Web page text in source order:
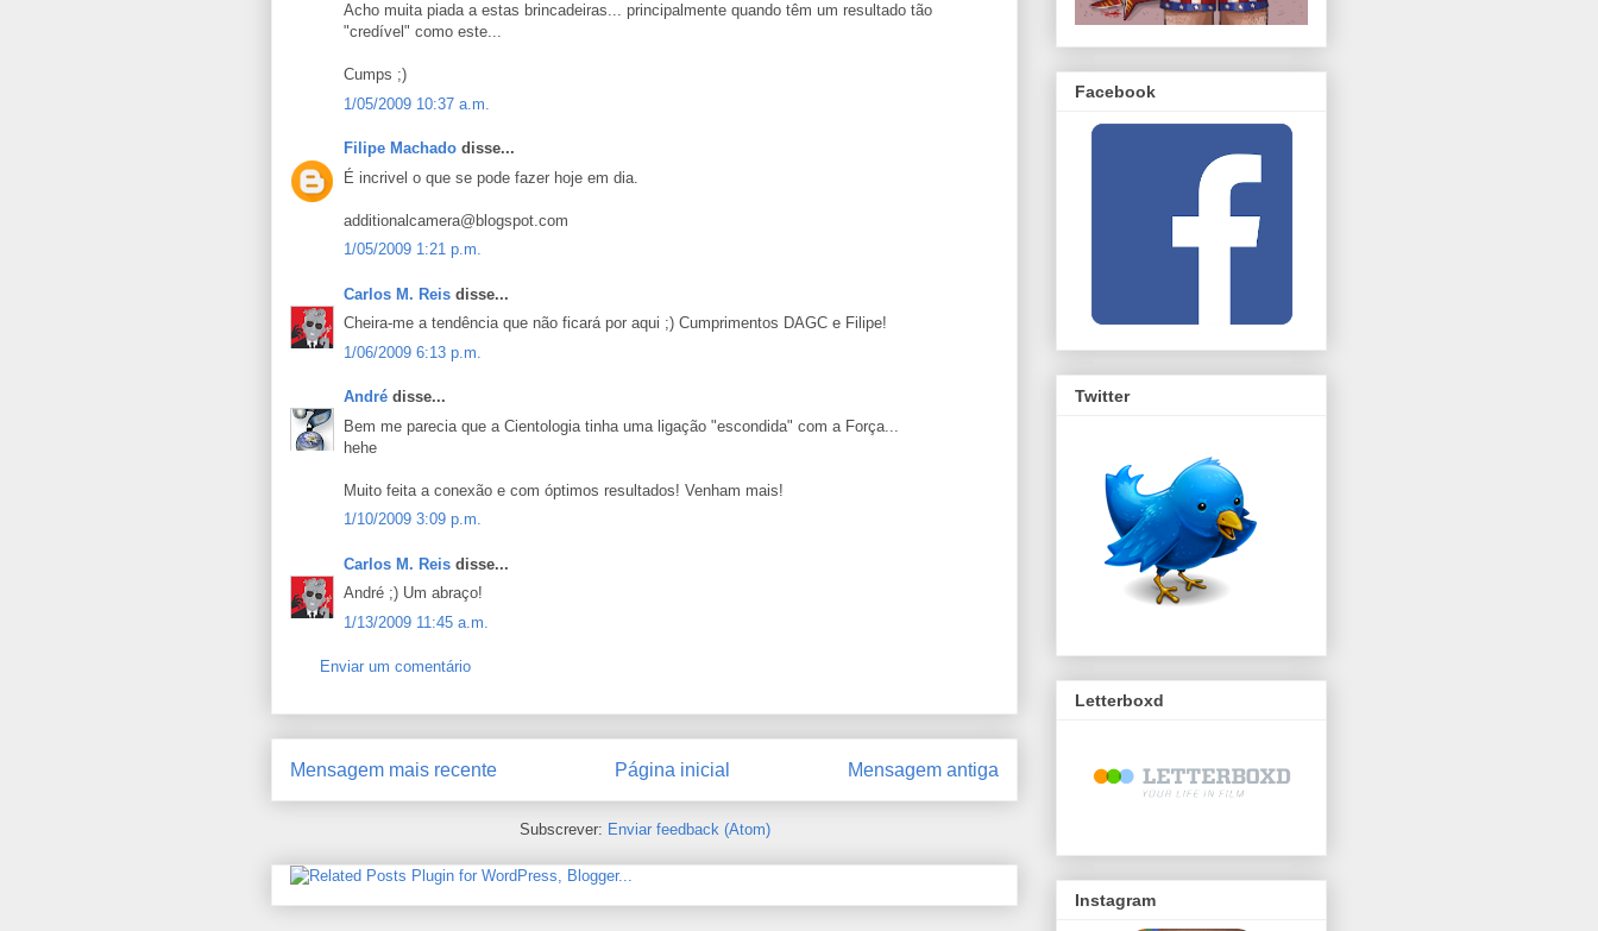
Acho muita piada a estas brincadeiras... principalmente quando têm um resultado tão
"credível" como este...
Cumps ;)
1/05/2009 10:37 a.m.
Filipe Machado disse...
É incrivel o que se pode fazer hoje em dia.
additionalcamera@blogspot.com
1/05/2009 1:21 p.m.
Carlos M. Reis disse...
Cheira-me a tendência que não ficará por aqui ;) Cumprimentos DAGC e Filipe!
1/06/2009 6:13 p.m.
André disse...
Bem me parecia que a Cientologia tinha uma ligação "escondida" com a Força...
hehe
Muito feita a conexão e com óptimos resultados! Venham mais!
1/10/2009 3:09 p.m.
Carlos M. Reis disse...
André ;) Um abraço!
1/13/2009 11:45 a.m.
Enviar um comentário
Mensagem mais recente Mensagem antiga
Página inicial
Subscrever: Enviar feedback (Atom)
Facebook
Twitter
Letterboxd
Instagram